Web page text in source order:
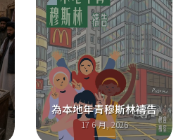
為本地年青穆斯林禱告
17 6 月, 2026